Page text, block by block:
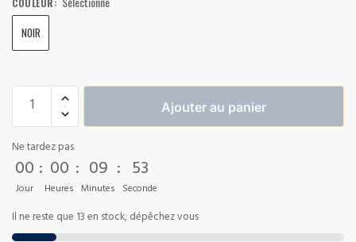
NOIR
Ajouter au panier
Ne tardez pas
00
Jour
: 00
Heures
: 09
Minutes
: 53
Seconde
Il ne reste que 13 en stock, dépêchez vous